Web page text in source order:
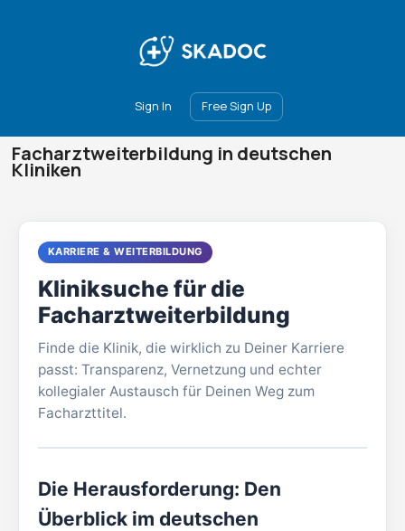
Sign In Free Sign Up
Events
Ambassadors
Facharztweiterbildung in deutschen
Kliniken
KARRIERE & WEITERBILDUNG
Kliniksuche für die
Facharztweiterbildung
Finde die Klinik, die wirklich zu Deiner Karriere
passt: Transparenz, Vernetzung und echter
kollegialer Austausch für Deinen Weg zum
Facharzttitel.
Die Herausforderung: Den
Überblick im deutschen